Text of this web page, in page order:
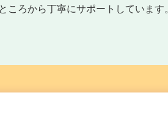
ろから丁寧にサポートしています。